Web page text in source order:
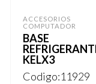
ACCESORIOS
COMPUTADOR
BASE
KELX3
Codigo:11929